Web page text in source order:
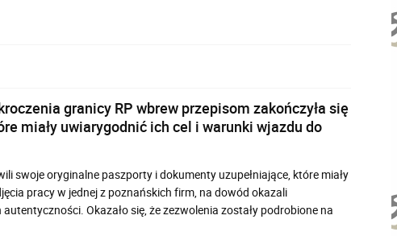
granicy RP wbrew przepisom zakończyła się
miały uwiarygodnić ich cel i warunki wjazdu do
swoje oryginalne paszporty i dokumenty uzupełniające, które miały
pracy w jednej z poznańskich firm, na dowód okazali
Okazało się, że zezwolenia zostały podrobione na